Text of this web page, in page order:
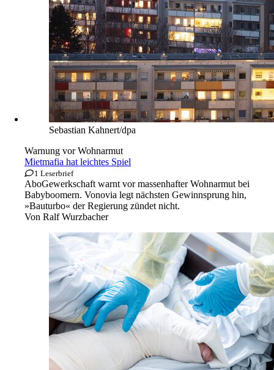
Sebastian Kahnert/dpa
Warnung vor Wohnarmut
Mietmafia hat leichtes Spiel
1 Leserbrief
AboGewerkschaft warnt vor massenhafter Wohnarmut bei
Babyboomern. Vonovia legt nächsten Gewinnsprung hin,
»Bauturbo« der Regierung zündet nicht.
Von Ralf Wurzbacher